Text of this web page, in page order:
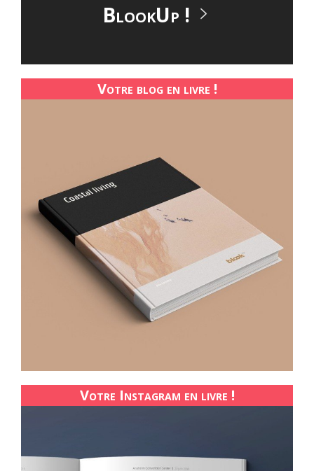
BlookUp !
Votre blog en livre !
Votre Instagram en livre !